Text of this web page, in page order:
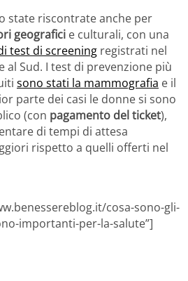
state riscontrate anche per
geografici e culturali, con una
test di screening registrati nel
al Sud. I test di prevenzione più
sono stati la mammografia e il
parte dei casi le donne si sono
(con pagamento del ticket),
di tempi di attesa
rispetto a quelli offerti nel
cosa-sono-gli-
importanti-per-la-salute”]